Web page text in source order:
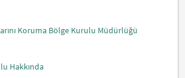
Koruma Bölge Kurulu Müdürlüğü
Hakkında